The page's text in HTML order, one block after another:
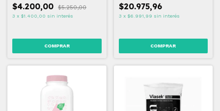
$4.200,00 $5.250,00
3 x $1.400,00 sin interés
$20.975,96
3 x $6.991,99 sin interés